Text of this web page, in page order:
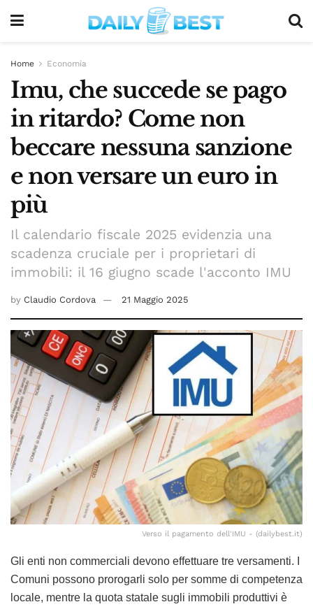
Home Economia
Imu, che succede se pago
in ritardo? Come non
beccare nessuna sanzione
e non versare un euro in
più
Il calendario fiscale 2025 evidenzia una
scadenza cruciale per i proprietari di
immobili: il 16 giugno scade l'acconto IMU
by Claudio Cordova 21 Maggio 2025
Verso il pagamento dell'IMU - (dailybest.it)
Gli enti non commerciali devono effettuare tre versamenti. I
Comuni possono prorogarli solo per somme di competenza
locale, mentre la quota statale sugli immobili produttivi è